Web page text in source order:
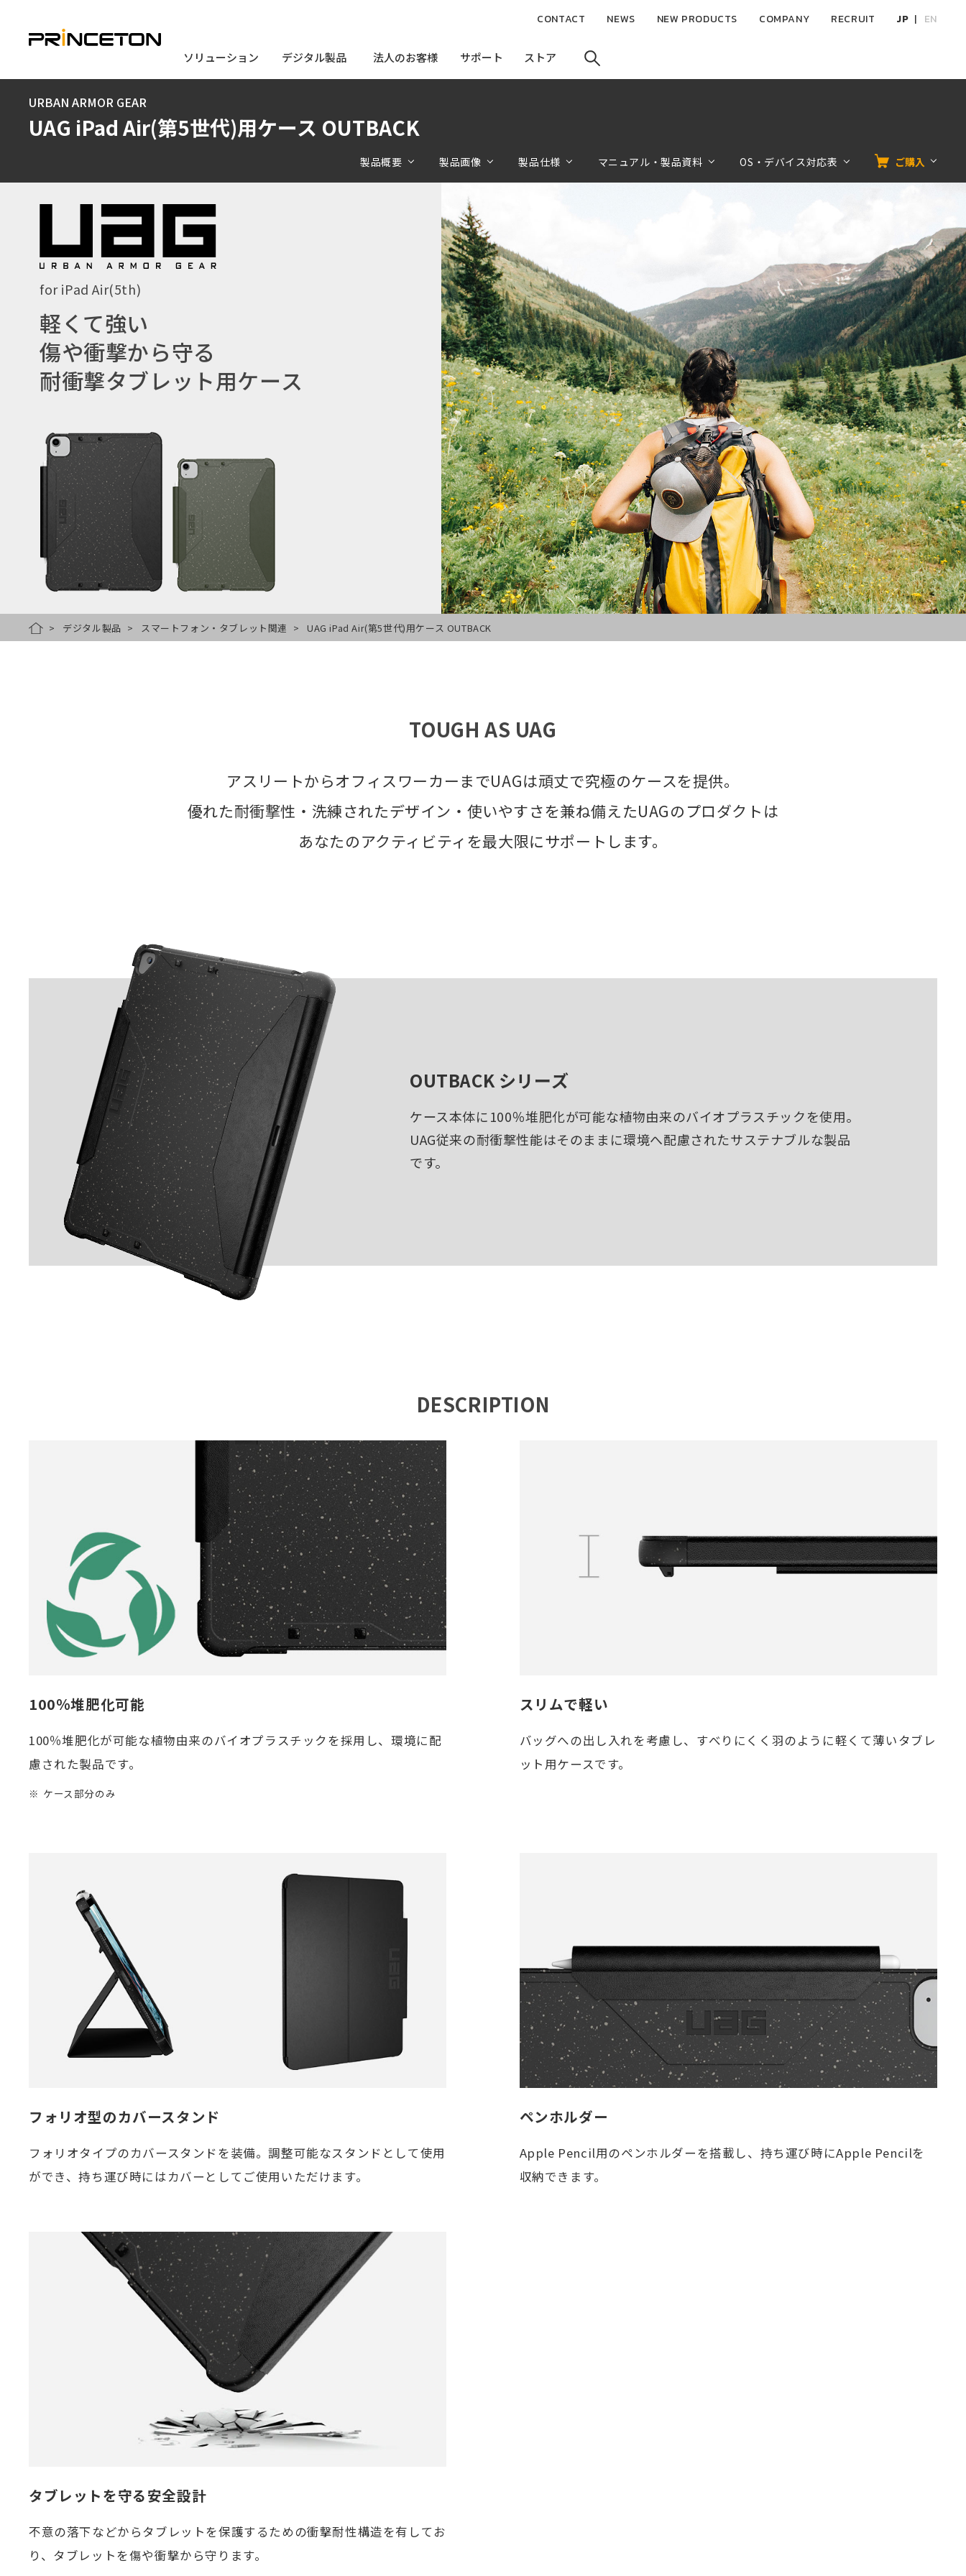
ン
ソリューション
ソリューション デジタル製品
デジタル製品 法人のお客様
法人のお客様 サポート
サポート ストア
ストア
CONTACT NEWS NEW PRODUCTS COMPANY RECRUIT JP EN
URBAN ARMOR GEAR
UAG iPad Air(第5世代)用ケース OUTBACK
製品概要 製品画像 製品仕様 マニュアル・製品資料 OS・デバイス対応表 ご購入
for iPad Air(5th)
軽くて強い
傷や衝撃から守る
耐衝撃タブレット用ケース
HOMEデジタル製品 スマートフォン・タブレット関連 UAG iPad Air(第5世代)用ケース OUTBACK
TOUGH AS UAG
アスリートからオフィスワーカーまでUAGは頑丈で究極のケースを提供。
優れた耐衝撃性・洗練されたデザイン・使いやすさを兼ね備えたUAGのプロダクトは
あなたのアクティビティを最大限にサポートします。
OUTBACK シリーズ
ケース本体に100％堆肥化が可能な植物由来のバイオプラスチックを使用。
UAG従来の耐衝撃性能はそのままに環境へ配慮されたサステナブルな製品
です。
DESCRIPTION
100％堆肥化可能
100％堆肥化が可能な植物由来のバイオプラスチックを採用し、環境に配
慮された製品です。
ケース部分のみ
スリムで軽い
バッグへの出し入れを考慮し、すべりにくく羽のように軽くて薄いタブレ
ット用ケースです。
フォリオ型のカバースタンド
フォリオタイプのカバースタンドを装備。調整可能なスタンドとして使用
ができ、持ち運び時にはカバーとしてご使用いただけます。
ペンホルダー
Apple Pencil用のペンホルダーを搭載し、持ち運び時にApple Pencilを
収納できます。
タブレットを守る安全設計
不意の落下などからタブレットを保護するための衝撃耐性構造を有してお
り、タブレットを傷や衝撃から守ります。